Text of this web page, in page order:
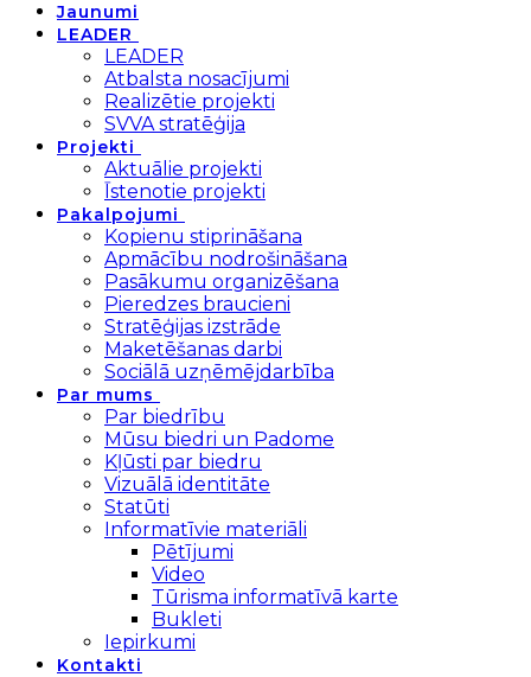
Jaunumi
LEADER
LEADER
Atbalsta nosacījumi
Realizētie projekti
SVVA stratēģija
Projekti
Aktuālie projekti
Īstenotie projekti
Pakalpojumi
Kopienu stiprināšana
Apmācību nodrošināšana
Pasākumu organizēšana
Pieredzes braucieni
Stratēģijas izstrāde
Maketēšanas darbi
Sociālā uzņēmējdarbība
Par mums
Par biedrību
Mūsu biedri un Padome
Kļūsti par biedru
Vizuālā identitāte
Statūti
Informatīvie materiāli
Pētījumi
Video
Tūrisma informatīvā karte
Bukleti
Iepirkumi
Kontakti